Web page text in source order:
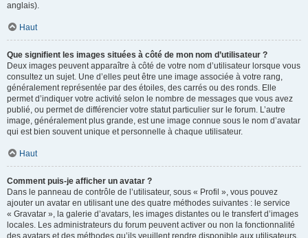
anglais).
Haut
Que signifient les images situées à côté de mon nom d’utilisateur ?
Deux images peuvent apparaître à côté de votre nom d’utilisateur lorsque vous
consultez un sujet. Une d’elles peut être une image associée à votre rang,
généralement représentée par des étoiles, des carrés ou des ronds. Elle
permet d’indiquer votre activité selon le nombre de messages que vous avez
publié, ou permet de différencier votre statut particulier sur le forum. L’autre
image, généralement plus grande, est une image connue sous le nom d’avatar
qui est bien souvent unique et personnelle à chaque utilisateur.
Haut
Comment puis-je afficher un avatar ?
Dans le panneau de contrôle de l’utilisateur, sous « Profil », vous pouvez
ajouter un avatar en utilisant une des quatre méthodes suivantes : le service
« Gravatar », la galerie d’avatars, les images distantes ou le transfert d’images
locales. Les administrateurs du forum peuvent activer ou non la fonctionnalité
des avatars et des méthodes qu’ils veuillent rendre disponible aux utilisateurs.